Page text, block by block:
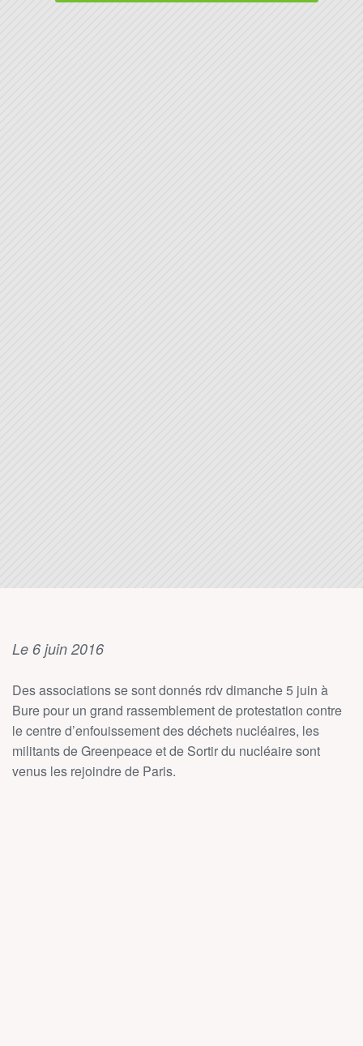
Le 6 juin 2016
Des associations se sont donnés rdv dimanche 5 juin à
Bure pour un grand rassemblement de protestation contre
le centre d’enfouissement des déchets nucléaires, les
militants de Greenpeace et de Sortir du nucléaire sont
venus les rejoindre de Paris.